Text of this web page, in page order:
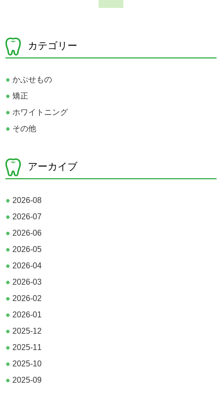
カテゴリー
● かぶせもの
● 矯正
● ホワイトニング
● その他
アーカイブ
● 2026-08
● 2026-07
● 2026-06
● 2026-05
● 2026-04
● 2026-03
● 2026-02
● 2026-01
● 2025-12
● 2025-11
● 2025-10
● 2025-09